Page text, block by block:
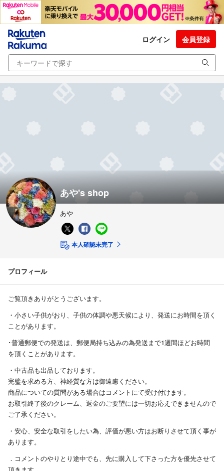
ログイン 会員登録
あや's shop
あや
本人確認未完了
プロフィール
ご覧頂きありがとうございます。
・小さい子供がおり、子供の体調や悪天候により、発送にお時間を頂く
ことがあります。
･普通郵便での発送は、郵便局持ち込みの為発送まで1週間ほどお時間
を頂くことがあります。
・中古品も出品しております。
完璧を求める方、神経質な方は御遠慮ください。
商品についての質問がある場合はコメントにて受け付けます。
お取引終了後のクレーム、返金のご要望には一切お応えできませんので
ご了承ください。
・安心、安全な取引をしたい為、評価が悪い方はお断りさせて頂く事が
あります。
．コメントのやりとり途中でも、先に購入して下さった方を優先させて
頂きます。